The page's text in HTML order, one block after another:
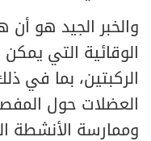
والخبر الجيد هو أن
الوقائية التي
الركبتين، بما في
العضلات حول
وممارسة الأنشطة